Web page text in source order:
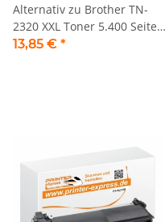
Alternativ zu Brother TN-
2320 XXL Toner 5.400 Seiten
schwarz
13,85 € *